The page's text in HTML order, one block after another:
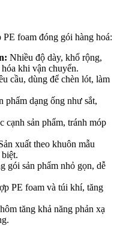
foam đóng gói hàng hoá:
Nhiều độ dày, khổ rộng,
khi vận chuyển.
cầu, dùng để chèn lót, làm
phẩm dạng ống như sắt,
cạnh sản phẩm, tránh móp
xuất theo khuôn mẫu
gói sản phẩm nhỏ gọn, dễ
PE foam và túi khí, tăng
tăng khả năng phản xạ